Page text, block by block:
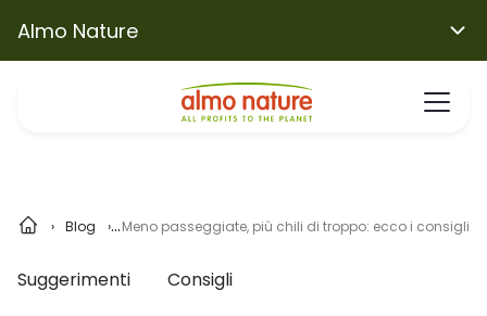
Almo Nature
Blog Meno passeggiate, più chili di troppo: ecco i consigli
Suggerimenti Consigli